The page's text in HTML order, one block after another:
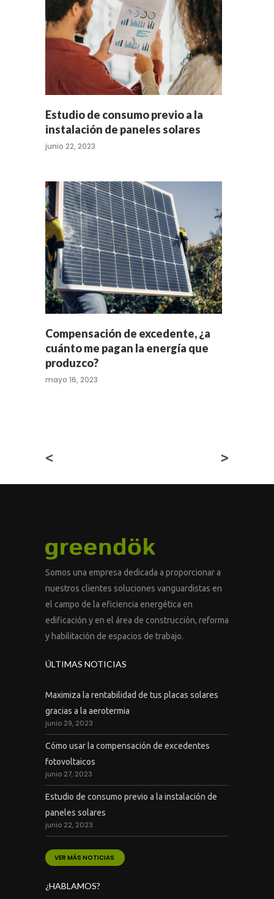
Estudio de consumo previo a la
instalación de paneles solares
junio 22, 2023
Compensación de excedente, ¿a
cuánto me pagan la energía que
produzco?
mayo 16, 2023
< >
Somos una empresa dedicada a proporcionar a
nuestros clientes soluciones vanguardistas en
el campo de la eficiencia energética en
edificación y en el área de construcción, reforma
y habilitación de espacios de trabajo.
ÚLTIMAS NOTICIAS
Maximiza la rentabilidad de tus placas solares
gracias a la aerotermia
junio 29, 2023
Cómo usar la compensación de excedentes
fotovoltaicos
junio 27, 2023
Estudio de consumo previo a la instalación de
paneles solares
junio 22, 2023
VER MÁS NOTICIAS
¿HABLAMOS?